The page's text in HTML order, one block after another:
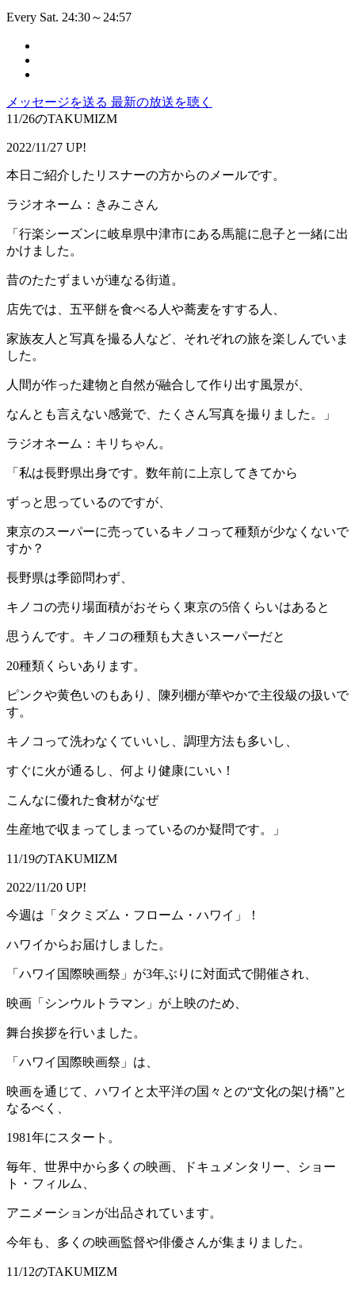
Every Sat. 24:30～24:57
メッセージを送る 最新の放送を聴く
11/26のTAKUMIZM
2022/11/27 UP!
本日ご紹介したリスナーの方からのメールです。
ラジオネーム：きみこさん
「行楽シーズンに岐阜県中津市にある馬籠に息子と一緒に出
かけました。
昔のたたずまいが連なる街道。
店先では、五平餅を食べる人や蕎麦をすする人、
家族友人と写真を撮る人など、それぞれの旅を楽しんでいま
した。
人間が作った建物と自然が融合して作り出す風景が、
なんとも言えない感覚で、たくさん写真を撮りました。」
ラジオネーム：キリちゃん。
「私は長野県出身です。数年前に上京してきてから
ずっと思っているのですが、
東京のスーパーに売っているキノコって種類が少なくないで
すか？
長野県は季節問わず、
キノコの売り場面積がおそらく東京の5倍くらいはあると
思うんです。キノコの種類も大きいスーパーだと
20種類くらいあります。
ピンクや黄色いのもあり、陳列棚が華やかで主役級の扱いで
す。
キノコって洗わなくていいし、調理方法も多いし、
すぐに火が通るし、何より健康にいい！
こんなに優れた食材がなぜ
生産地で収まってしまっているのか疑問です。」
11/19のTAKUMIZM
2022/11/20 UP!
今週は「タクミズム・フローム・ハワイ」！
ハワイからお届けしました。
「ハワイ国際映画祭」が3年ぶりに対面式で開催され、
映画「シンウルトラマン」が上映のため、
舞台挨拶を行いました。
「ハワイ国際映画祭」は、
映画を通じて、ハワイと太平洋の国々との“文化の架け橋”と
なるべく、
1981年にスタート。
毎年、世界中から多くの映画、ドキュメンタリー、ショー
ト・フィルム、
アニメーションが出品されています。
今年も、多くの映画監督や俳優さんが集まりました。
11/12のTAKUMIZM